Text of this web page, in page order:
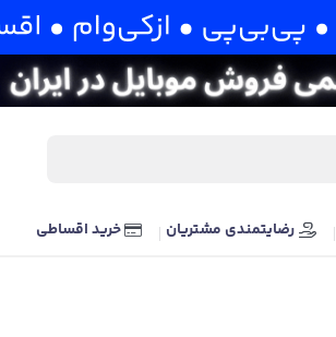
رضایتمندی مشتریان خرید اقساطی